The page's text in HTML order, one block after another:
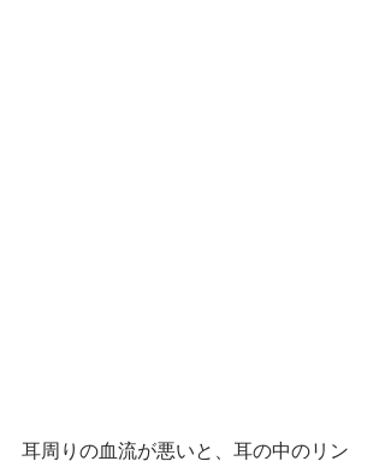
耳周りの血流が悪いと、耳の中のリン